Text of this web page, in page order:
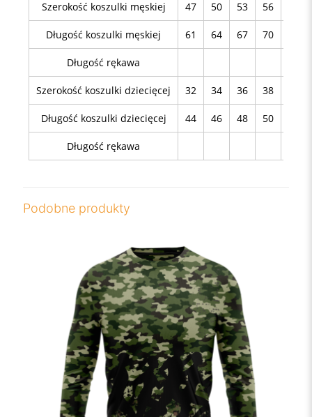
Szerokość koszulki męskiej 47 50 53 56
Długość koszulki męskiej 61 64 67 70
Długość rękawa
Szerokość koszulki dziecięcej 32 34 36 38
Długość koszulki dziecięcej 44 46 48 50
Długość rękawa
Podobne produkty